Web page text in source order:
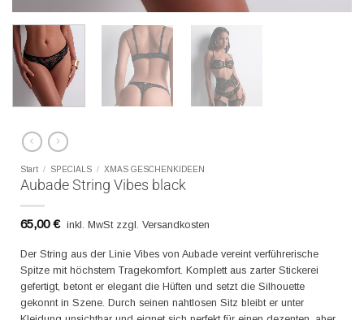
Start / SPECIALS / XMAS GESCHENKIDEEN
Aubade String Vibes black
65,00€ inkl. MwSt zzgl. Versandkosten
Der String aus der Linie Vibes von Aubade vereint verführerische
Spitze mit höchstem Tragekomfort. Komplett aus zarter Stickerei
gefertigt, betont er elegant die Hüften und setzt die Silhouette
gekonnt in Szene. Durch seinen nahtlosen Sitz bleibt er unter